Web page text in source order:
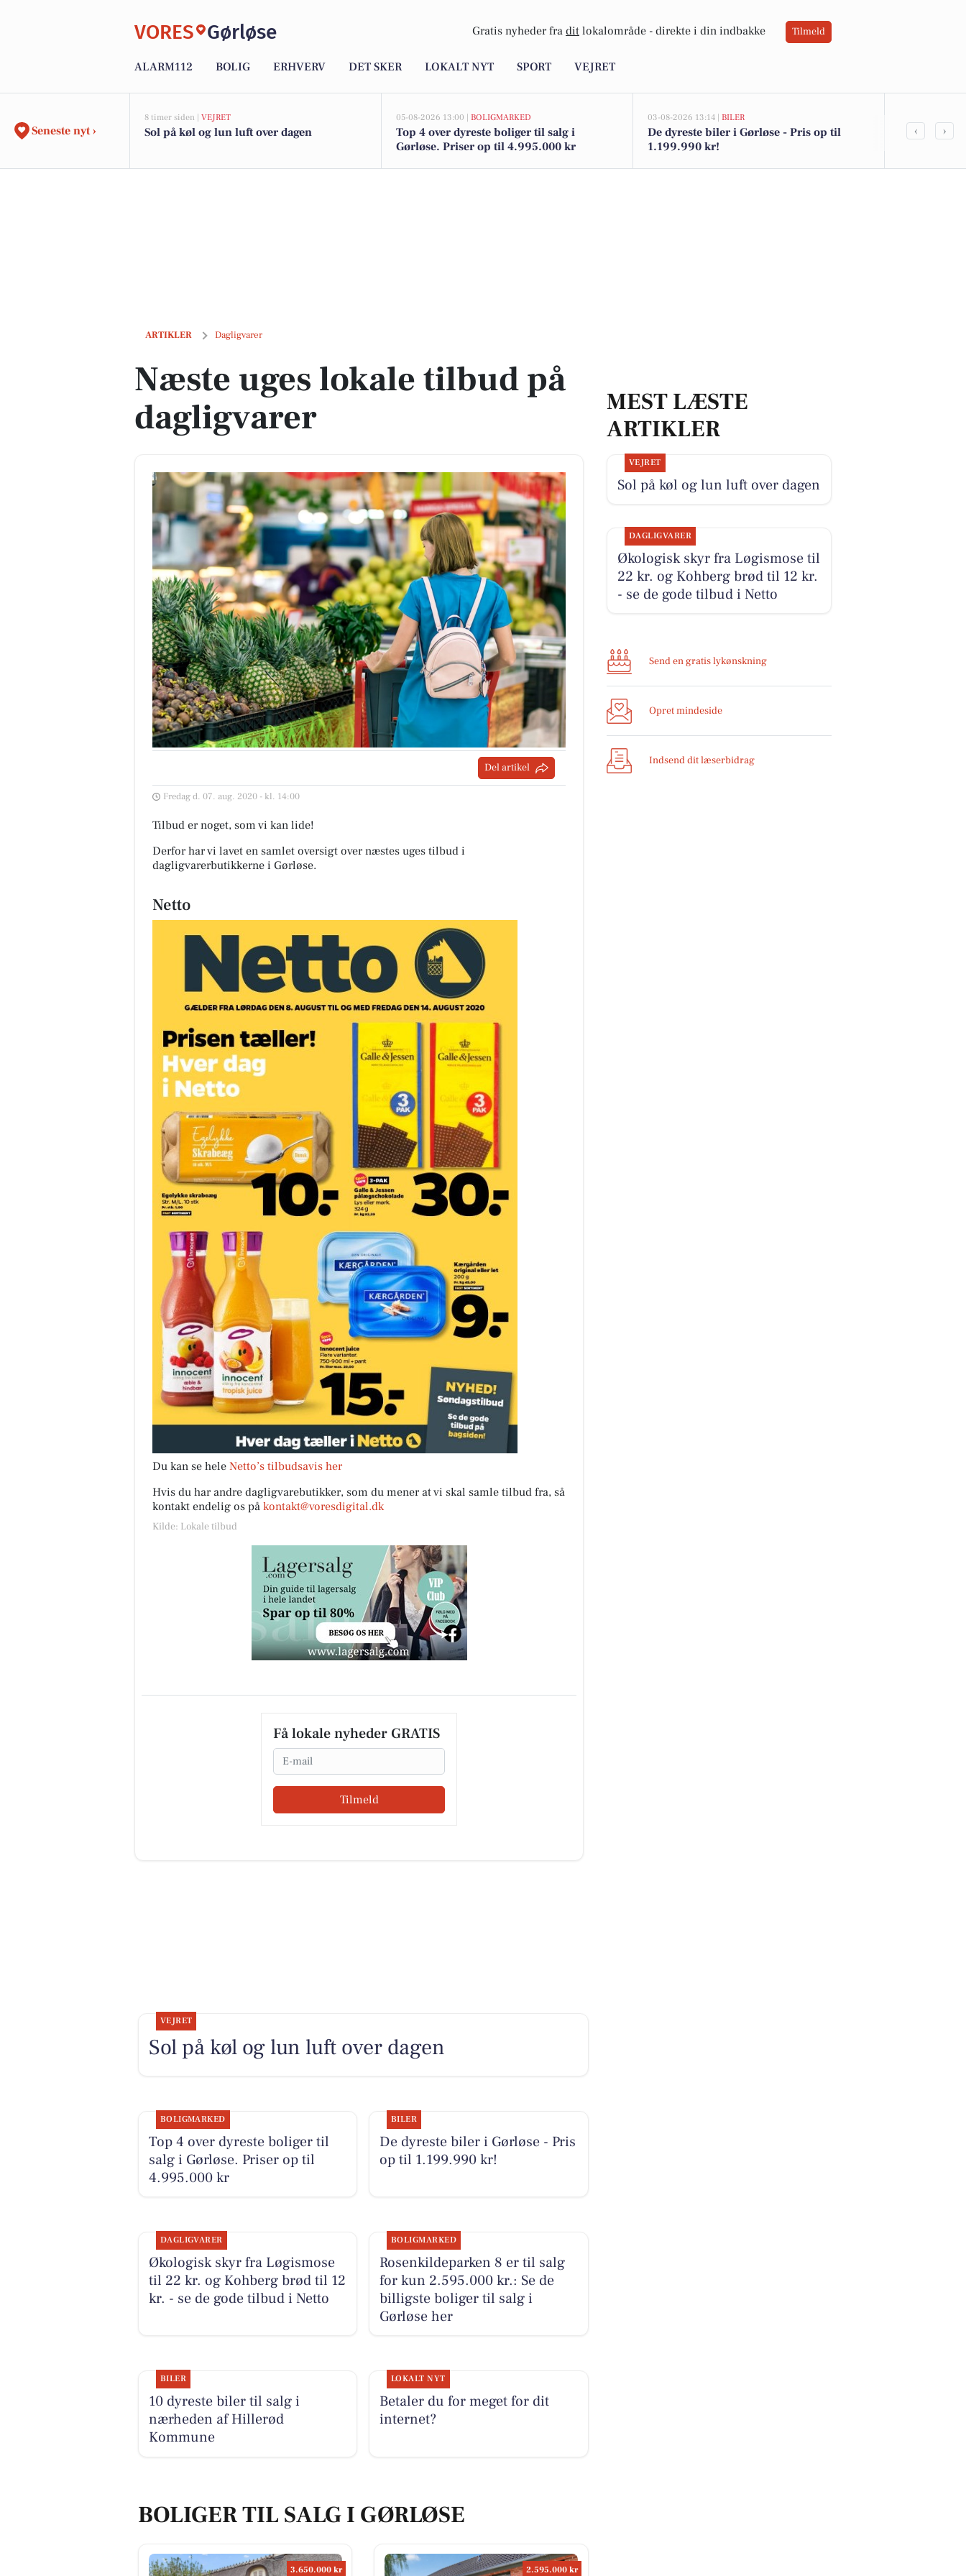
VORES Gørløse Gratis nyheder fra dit lokalområde - direkte i din indbakke Tilmeld
ALARM112 BOLIG ERHVERV DET SKER LOKALT NYT SPORT VEJRET
Seneste nyt ›
8 timer siden | VEJRET
Sol på køl og lun luft over dagen
05-08-2026 13:00 | BOLIGMARKED
Top 4 over dyreste boliger til salg i
Gørløse. Priser op til 4.995.000 kr
03-08-2026 13:14 | BILER
De dyreste biler i Gørløse - Pris op til
1.199.990 kr!
Økologisk
‹ ›
ARTIKLER Dagligvarer
Næste uges lokale tilbud på dagligvarer
Næste uges lokale tilbud på
dagligvarer
Del artikel
Fredag d. 07. aug. 2020 - kl. 14:00
Tilbud er noget, som vi kan lide!
Derfor har vi lavet en samlet oversigt over næstes uges tilbud i
dagligvarerbutikkerne i Gørløse.
Netto
Du kan se hele Netto’s tilbudsavis her
Hvis du har andre dagligvarebutikker, som du mener at vi skal samle tilbud fra, så
kontakt endelig os på kontakt@voresdigital.dk
Kilde: Lokale tilbud
Få lokale nyheder GRATIS
Email
Tilmeld
MEST LÆSTE
ARTIKLER
VEJRET
Sol på køl og lun luft over dagen
DAGLIGVARER
Økologisk skyr fra Løgismose til
22 kr. og Kohberg brød til 12 kr.
- se de gode tilbud i Netto
Send en gratis lykønskning
Opret mindeside
Indsend dit læserbidrag
VEJRET
Sol på køl og lun luft over dagen
BOLIGMARKED
Top 4 over dyreste boliger til
salg i Gørløse. Priser op til
4.995.000 kr
BILER
De dyreste biler i Gørløse - Pris
op til 1.199.990 kr!
DAGLIGVARER
Økologisk skyr fra Løgismose
til 22 kr. og Kohberg brød til 12
kr. - se de gode tilbud i Netto
BOLIGMARKED
Rosenkildeparken 8 er til salg
for kun 2.595.000 kr.: Se de
billigste boliger til salg i
Gørløse her
BILER
10 dyreste biler til salg i
nærheden af Hillerød
Kommune
LOKALT NYT
Betaler du for meget for dit
internet?
BOLIGER TIL SALG I GØRLØSE
3.650.000 kr 2.595.000 kr